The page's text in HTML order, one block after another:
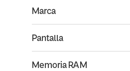
Marca
Pantalla
Memoria RAM